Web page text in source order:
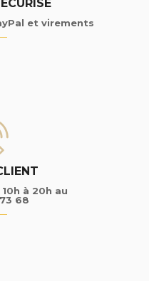
et virements
à 20h au
68